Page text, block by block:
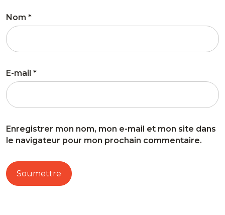
Nom *
E-mail *
Enregistrer mon nom, mon e-mail et mon site dans
le navigateur pour mon prochain commentaire.